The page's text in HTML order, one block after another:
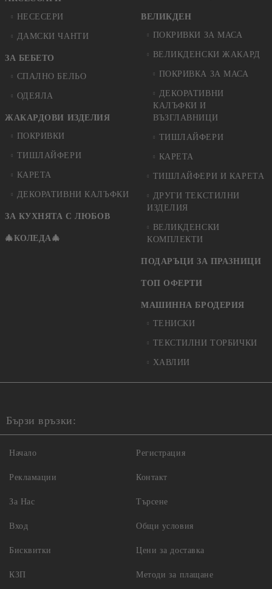
НЕСЕСЕРИ
ДАМСКИ ЧАНТИ
ЗА БЕБЕТО
СПАЛНО БЕЛЬО
ОДЕЯЛА
ЖАКАРДОВИ ИЗДЕЛИЯ
ПОКРИВКИ
ТИШЛАЙФЕРИ
КАРЕТА
ДЕКОРАТИВНИ КАЛЪФКИ
ЗА КУХНЯТА С ЛЮБОВ
🎄КОЛЕДА🎄
ВЕЛИКДЕН
ПОКРИВКИ ЗА МАСА
ВЕЛИКДЕНСКИ ЖАКАРД
ПОКРИВКА ЗА МАСА
ДЕКОРАТИВНИ
КАЛЪФКИ И
ВЪЗГЛАВНИЦИ
ТИШЛАЙФЕРИ
КАРЕТА
ТИШЛАЙФЕРИ И КАРЕТА
ДРУГИ ТЕКСТИЛНИ
ИЗДЕЛИЯ
ВЕЛИКДЕНСКИ
КОМПЛЕКТИ
ПОДАРЪЦИ ЗА ПРАЗНИЦИ
ТОП ОФЕРТИ
МАШИННА БРОДЕРИЯ
ТЕНИСКИ
ТЕКСТИЛНИ ТОРБИЧКИ
ХАВЛИИ
Бързи връзки:
Начало
Рекламации
За Нас
Вход
Регистрация
Контакт
Търсене
Общи условия
Бисквитки
КЗП
Цени за доставка
Методи за плащане